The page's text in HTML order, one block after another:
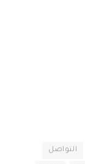
التواصل